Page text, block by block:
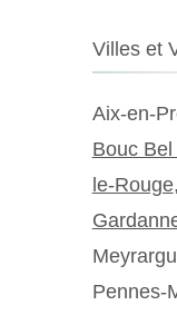
Villes et
Aix-en-
Bouc Bel
le-Rouge
Pennes-